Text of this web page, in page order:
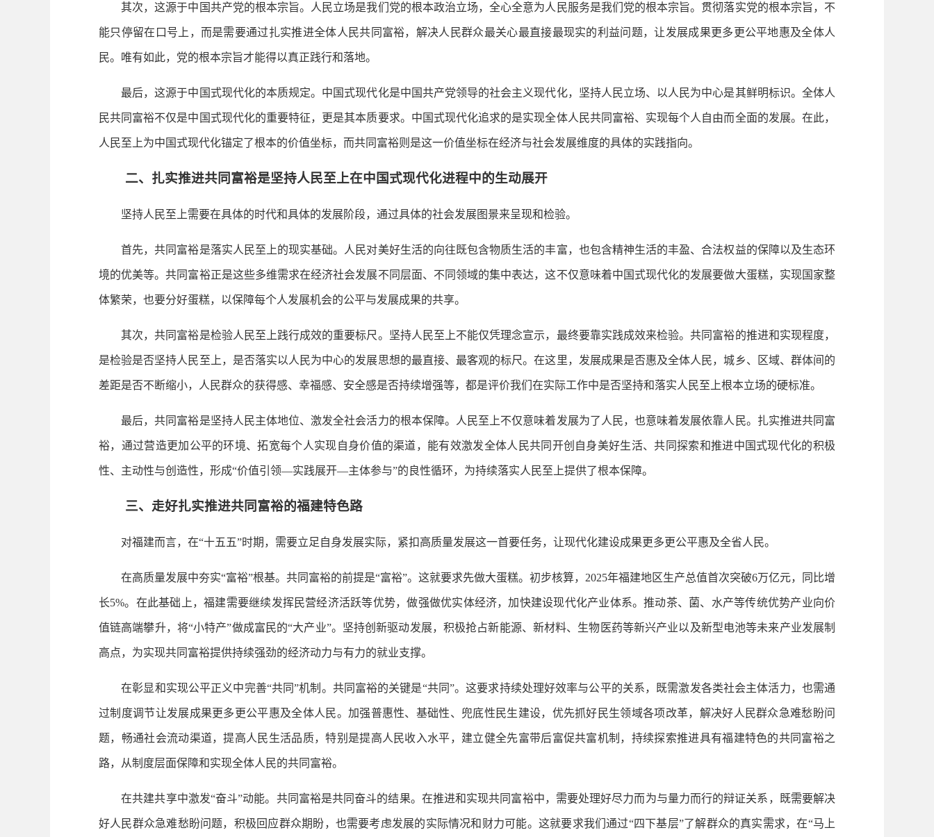
其次，这源于中国共产党的根本宗旨。人民立场是我们党的根本政治立场，全心全意为人民服务是我们党的根本宗旨。贯彻落实党的根本宗旨，不
能只停留在口号上，而是需要通过扎实推进全体人民共同富裕，解决人民群众最关心最直接最现实的利益问题，让发展成果更多更公平地惠及全体人
民。唯有如此，党的根本宗旨才能得以真正践行和落地。
最后，这源于中国式现代化的本质规定。中国式现代化是中国共产党领导的社会主义现代化，坚持人民立场、以人民为中心是其鲜明标识。全体人
民共同富裕不仅是中国式现代化的重要特征，更是其本质要求。中国式现代化追求的是实现全体人民共同富裕、实现每个人自由而全面的发展。在此，
人民至上为中国式现代化锚定了根本的价值坐标，而共同富裕则是这一价值坐标在经济与社会发展维度的具体的实践指向。
二、扎实推进共同富裕是坚持人民至上在中国式现代化进程中的生动展开
坚持人民至上需要在具体的时代和具体的发展阶段，通过具体的社会发展图景来呈现和检验。
首先，共同富裕是落实人民至上的现实基础。人民对美好生活的向往既包含物质生活的丰富，也包含精神生活的丰盈、合法权益的保障以及生态环
境的优美等。共同富裕正是这些多维需求在经济社会发展不同层面、不同领域的集中表达，这不仅意味着中国式现代化的发展要做大蛋糕，实现国家整
体繁荣，也要分好蛋糕，以保障每个人发展机会的公平与发展成果的共享。
其次，共同富裕是检验人民至上践行成效的重要标尺。坚持人民至上不能仅凭理念宣示，最终要靠实践成效来检验。共同富裕的推进和实现程度，
是检验是否坚持人民至上，是否落实以人民为中心的发展思想的最直接、最客观的标尺。在这里，发展成果是否惠及全体人民，城乡、区域、群体间的
差距是否不断缩小，人民群众的获得感、幸福感、安全感是否持续增强等，都是评价我们在实际工作中是否坚持和落实人民至上根本立场的硬标准。
最后，共同富裕是坚持人民主体地位、激发全社会活力的根本保障。人民至上不仅意味着发展为了人民，也意味着发展依靠人民。扎实推进共同富
裕，通过营造更加公平的环境、拓宽每个人实现自身价值的渠道，能有效激发全体人民共同开创自身美好生活、共同探索和推进中国式现代化的积极
性、主动性与创造性，形成“价值引领—实践展开—主体参与”的良性循环，为持续落实人民至上提供了根本保障。
三、走好扎实推进共同富裕的福建特色路
对福建而言，在“十五五”时期，需要立足自身发展实际，紧扣高质量发展这一首要任务，让现代化建设成果更多更公平惠及全省人民。
在高质量发展中夯实“富裕”根基。共同富裕的前提是“富裕”。这就要求先做大蛋糕。初步核算，2025年福建地区生产总值首次突破6万亿元，同比增
长5%。在此基础上，福建需要继续发挥民营经济活跃等优势，做强做优实体经济，加快建设现代化产业体系。推动茶、菌、水产等传统优势产业向价
值链高端攀升，将“小特产”做成富民的“大产业”。坚持创新驱动发展，积极抢占新能源、新材料、生物医药等新兴产业以及新型电池等未来产业发展制
高点，为实现共同富裕提供持续强劲的经济动力与有力的就业支撑。
在彰显和实现公平正义中完善“共同”机制。共同富裕的关键是“共同”。这要求持续处理好效率与公平的关系，既需激发各类社会主体活力，也需通
过制度调节让发展成果更多更公平惠及全体人民。加强普惠性、基础性、兜底性民生建设，优先抓好民生领域各项改革，解决好人民群众急难愁盼问
题，畅通社会流动渠道，提高人民生活品质，特别是提高人民收入水平，建立健全先富带后富促共富机制，持续探索推进具有福建特色的共同富裕之
路，从制度层面保障和实现全体人民的共同富裕。
在共建共享中激发“奋斗”动能。共同富裕是共同奋斗的结果。在推进和实现共同富裕中，需要处理好尽力而为与量力而行的辩证关系，既需要解决
好人民群众急难愁盼问题，积极回应群众期盼，也需要考虑发展的实际情况和财力可能。这就要求我们通过“四下基层”了解群众的真实需求，在“马上